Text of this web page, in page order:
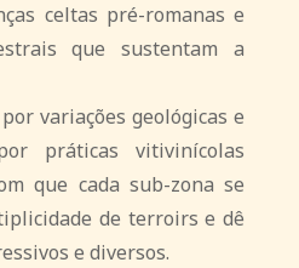
celtas pré-romanas e
que sustentam a
variações geológicas e
práticas vitivinícolas
que cada sub-zona se
de terroirs e dê
e diversos.